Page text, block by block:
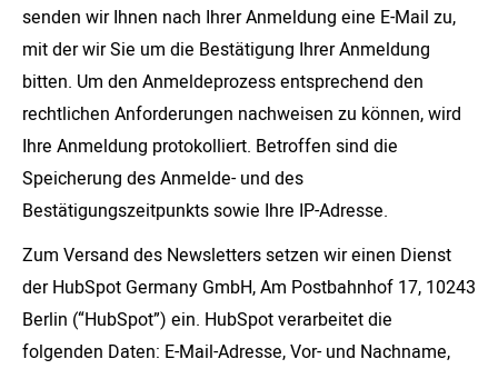
senden wir Ihnen nach Ihrer Anmeldung eine E-Mail zu,
mit der wir Sie um die Bestätigung Ihrer Anmeldung
bitten. Um den Anmeldeprozess entsprechend den
rechtlichen Anforderungen nachweisen zu können, wird
Ihre Anmeldung protokolliert. Betroffen sind die
Speicherung des Anmelde- und des
Bestätigungszeitpunkts sowie Ihre IP-Adresse.
Zum Versand des Newsletters setzen wir einen Dienst
der HubSpot Germany GmbH, Am Postbahnhof 17, 10243
Berlin (“HubSpot”) ein. HubSpot verarbeitet die
folgenden Daten: E-Mail-Adresse, Vor- und Nachname,